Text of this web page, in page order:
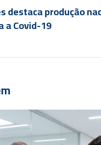
destaca produção
a Covid-19